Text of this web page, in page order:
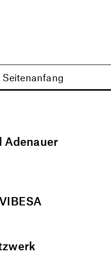
Seitenanfang
Adenauer